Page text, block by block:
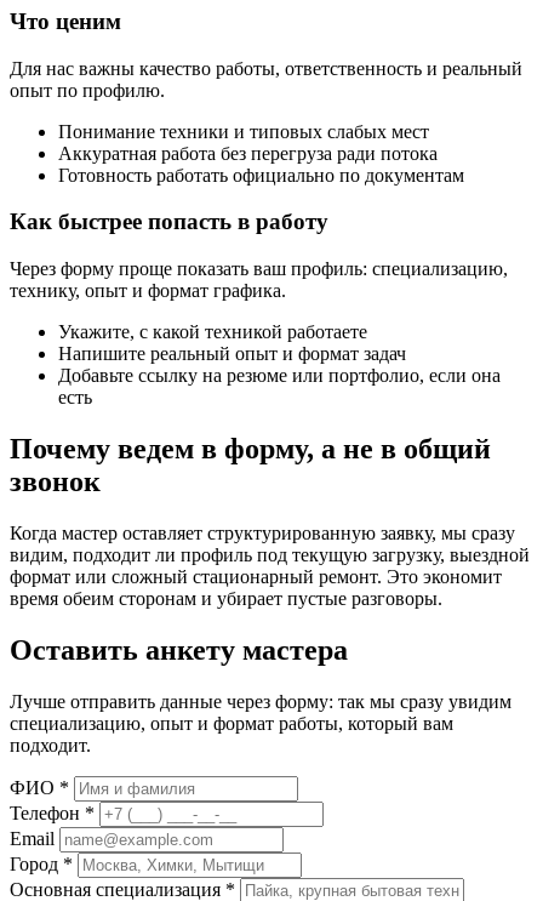
Что ценим
Для нас важны качество работы, ответственность и реальный
опыт по профилю.
Понимание техники и типовых слабых мест
Аккуратная работа без перегруза ради потока
Готовность работать официально по документам
Как быстрее попасть в работу
Через форму проще показать ваш профиль: специализацию,
технику, опыт и формат графика.
Укажите, с какой техникой работаете
Напишите реальный опыт и формат задач
Добавьте ссылку на резюме или портфолио, если она
есть
Почему ведем в форму, а не в общий
звонок
Когда мастер оставляет структурированную заявку, мы сразу
видим, подходит ли профиль под текущую загрузку, выездной
формат или сложный стационарный ремонт. Это экономит
время обеим сторонам и убирает пустые разговоры.
Оставить анкету мастера
Лучше отправить данные через форму: так мы сразу увидим
специализацию, опыт и формат работы, который вам
подходит.
ФИО *
Телефон *
Email
Город *
Основная специализация *